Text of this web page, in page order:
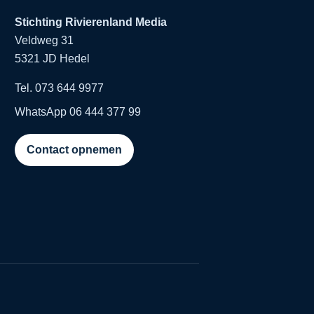
Stichting Rivierenland Media
Veldweg 31
5321 JD Hedel
Tel. 073 644 9977
WhatsApp 06 444 377 99
Contact opnemen